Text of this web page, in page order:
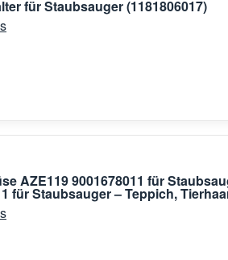
für Staubsauger (1181806017)
AZE119 9001678011 für
für Staubsauger – Teppich,